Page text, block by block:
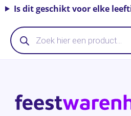
Is dit geschikt voor elke
Producten
zoeken